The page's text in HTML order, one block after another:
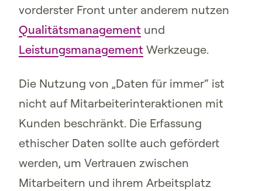
vorderster Front unter anderem nutzen
Qualitätsmanagement und
Leistungsmanagement Werkzeuge.
Die Nutzung von „Daten für immer“ ist
nicht auf Mitarbeiterinteraktionen mit
Kunden beschränkt. Die Erfassung
ethischer Daten sollte auch gefördert
werden, um Vertrauen zwischen
Mitarbeitern und ihrem Arbeitsplatz